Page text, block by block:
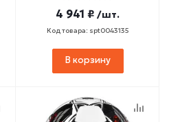
4 941 ₽ /шт.
Код товара: spt0043135
В корзину